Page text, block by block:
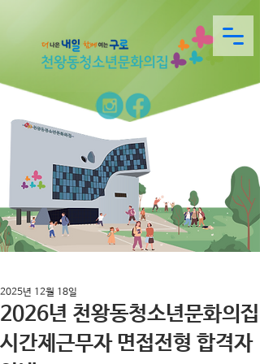
2026년 천왕동청소년문화의집
시간제근무자 면접전형 합격자
2025년 12월 18일